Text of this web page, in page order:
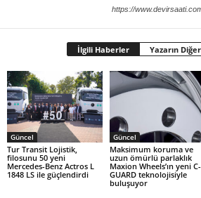
https://
İlgili Haberler Yazarın
Güncel
Tur Transit Lojistik,
filosunu 50 yeni
Mercedes-Benz Actros L
1848 LS ile güçlendirdi
Güncel
Maksimum koruma ve
uzun ömürlü parlaklık
Maxion Wheels’ın yeni C-
GUARD teknolojisiyle
buluşuyor